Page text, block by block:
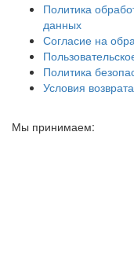
Политика
данных
Согласие на
Политика
Условия
Мы принимаем: